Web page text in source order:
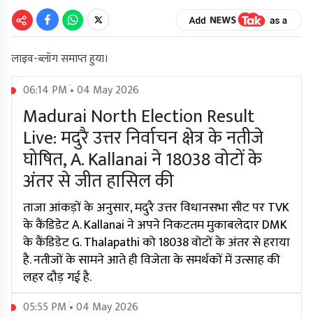
लाइव-ब्लॉग समाप्त हुया।
06:14 PM • 04 May 2026
Madurai North Election Result
Live: मदुरै उत्तर निर्वाचन क्षेत्र के नतीजे
घोषित, A. Kallanai ने 18038 वोटों के
अंतर से जीत हासिल की
ताजा आंकड़ों के अनुसार, मदुरै उत्तर विधानसभा सीट पर TVK
के कैंडिडेट A. Kallanai ने अपने निकटतम मुकाबलेदार DMK
के कैंडिडेट G. Thalapathi को 18038 वोटों के अंतर से हराया
है. नतीजों के सामने आते ही विजेता के समर्थकों में उत्साह की
लहर दौड़ गई है.
05:55 PM • 04 May 2026